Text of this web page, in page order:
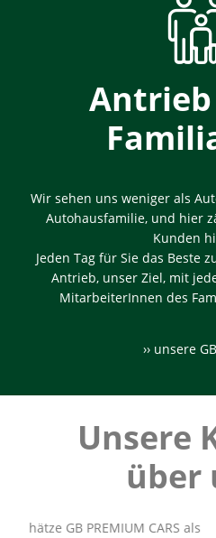
Wir sehen uns weniger als
Autohausfamilie, und hier
Kunden
Jeden Tag für Sie das Beste
Antrieb, unser Ziel, mit
MitarbeiterInnen des
›› unsere
Unsere
über
PREMIUM CARS als